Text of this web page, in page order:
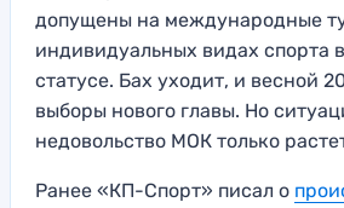
допущены на международные
индивидуальных видах спорта
статусе. Бах уходит, и весной
выборы нового главы. Но
недовольство МОК только
Ранее «КП-Спорт» писал о